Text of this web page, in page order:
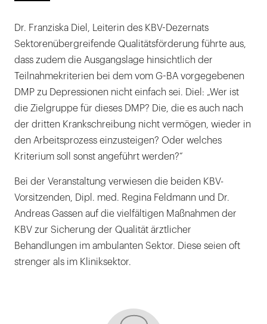
Dr. Franziska Diel, Leiterin des KBV-Dezernats
Sektorenübergreifende Qualitätsförderung führte aus,
dass zudem die Ausgangslage hinsichtlich der
Teilnahmekriterien bei dem vom G-BA vorgegebenen
DMP zu Depressionen nicht einfach sei. Diel: „Wer ist
die Zielgruppe für dieses DMP? Die, die es auch nach
der dritten Krankschreibung nicht vermögen, wieder in
den Arbeitsprozess einzusteigen? Oder welches
Kriterium soll sonst angeführt werden?“
Bei der Veranstaltung verwiesen die beiden KBV-
Vorsitzenden, Dipl. med. Regina Feldmann und Dr.
Andreas Gassen auf die vielfältigen Maßnahmen der
KBV zur Sicherung der Qualität ärztlicher
Behandlungen im ambulanten Sektor. Diese seien oft
strenger als im Kliniksektor.